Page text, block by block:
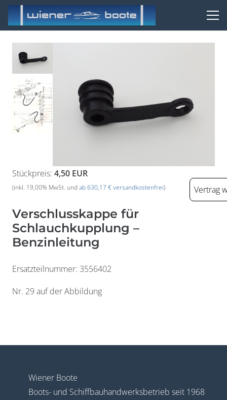
Stückpreis: 4,50 EUR
(inkl. 19,00% MwSt. und ab 630,17 € versandkostenfrei)
Verschlusskappe für
Schlauchkupplung –
Benzinleitung
Ersatzteilnummer: 3556402
Nr. 29 auf der Abbildung
Wiener Boote
Boots- und Schiffbauhandwerksbetrieb seit 1968
Vertrag
Widerrufsformular